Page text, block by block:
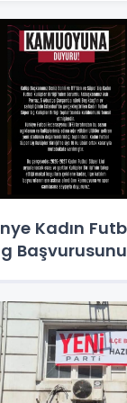
Kadın
Başvurusunu